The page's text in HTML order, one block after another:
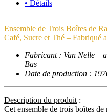
• Détails
Ensemble de Trois Boîtes de
Café, Sucre et Thé – Fabriqué
Fabricant : Van Nelle –
Bas
Date de production :
Description du produit :
Cet ensemble de trois boîtes